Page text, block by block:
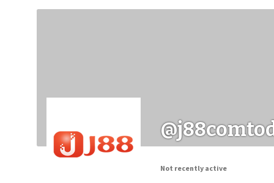
Заходи
Not recently active